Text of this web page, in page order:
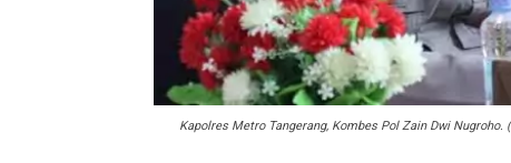
Kapolres Metro Tangerang, Kombes Pol Zain Dwi Nugroho.